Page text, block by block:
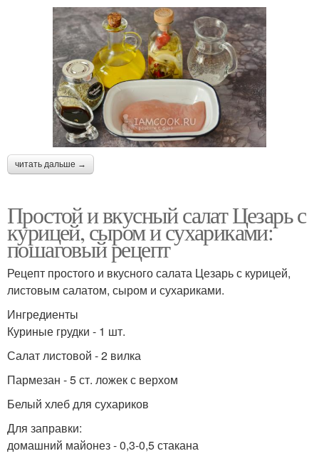
читать дальше →
Простой и вкусный салат Цезарь с
курицей, сыром и сухариками:
пошаговый рецепт
Рецепт простого и вкусного салата Цезарь с курицей,
листовым салатом, сыром и сухариками.
Ингредиенты
Куриные грудки - 1 шт.
Салат листовой - 2 вилка
Пармезан - 5 ст. ложек с верхом
Белый хлеб для сухариков
Для заправки:
домашний майонез - 0,3-0,5 стакана